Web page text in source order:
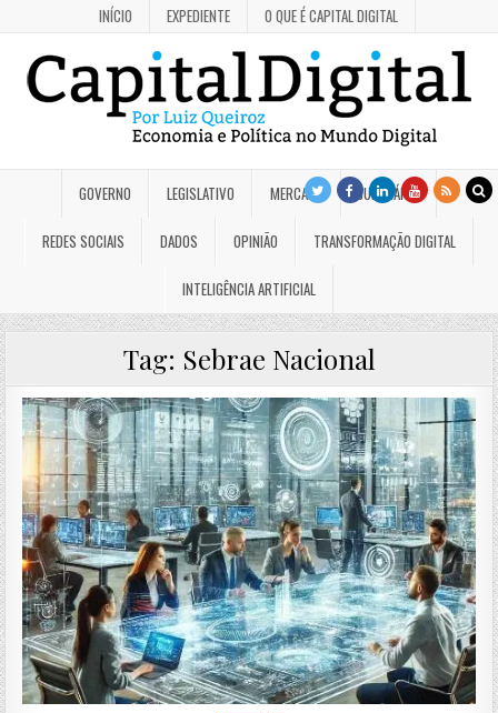
INÍCIO EXPEDIENTE O QUE É CAPITAL DIGITAL
GOVERNO LEGISLATIVO MERCADO JUDICIÁRIO
REDES SOCIAIS DADOS OPINIÃO TRANSFORMAÇÃO DIGITAL
INTELIGÊNCIA ARTIFICIAL
Tag: Sebrae Nacional